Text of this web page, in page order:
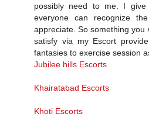
possibly need to me. I
everyone can recognize
appreciate. So something
satisfy via my Escort
fantasies to exercise session
Jubilee hills Escorts
Khairatabad Escorts
Khoti Escorts